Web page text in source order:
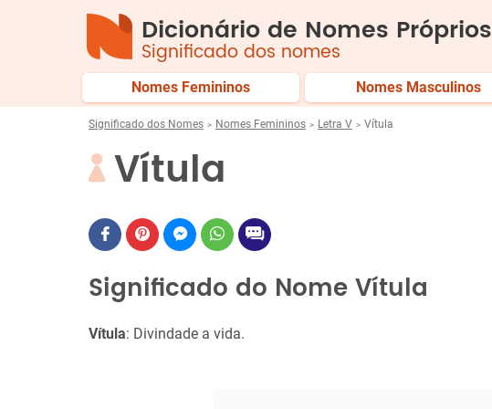
Dicionário de Nomes Próprios
Significado dos nomes
Nomes Femininos Nomes Masculinos
Significado dos Nomes Nomes Femininos Letra V Vítula
Vítula
Significado do Nome Vítula
Vítula: Divindade a vida.